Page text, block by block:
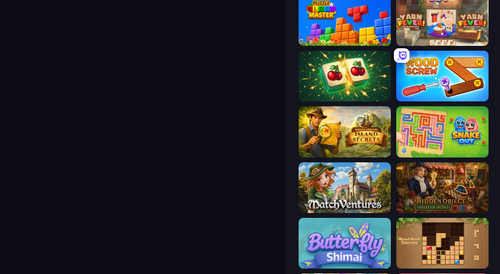
Puzzle Block Master Yarn Fever! Unravel Puzzle
Mahjong Puzzle: Tile Match Wood Screw: Bolts Puzzle
Hidden Objects: Island Secrets Snake Out: Maze Escape
MatchVentures Hidden Object: Street Of Secrets
Butterfly Shimai Wood Block Journey